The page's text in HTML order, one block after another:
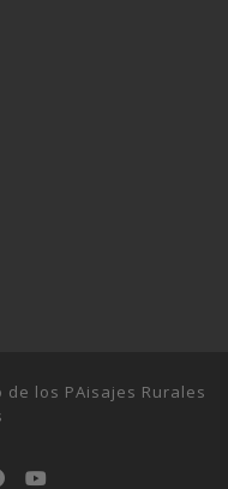
de los PAisajes Rurales